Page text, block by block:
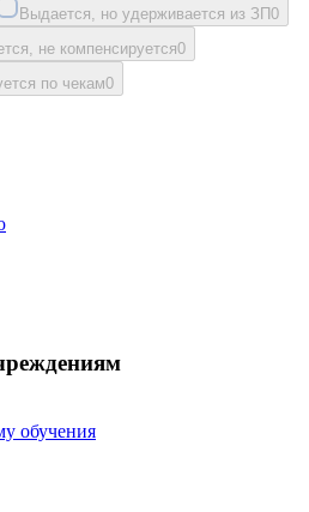
Выдается, но удерживается из ЗП0
не компенсируется0
по чекам0
обучения